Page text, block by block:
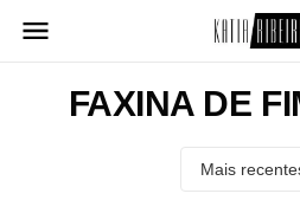
para
conteúdoFAXINA DE